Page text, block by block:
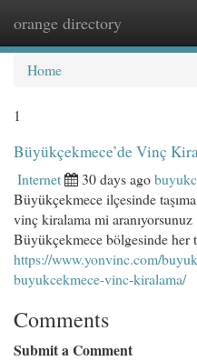
orange directory
Home
1
Büyükçekmece’de Vinç
Internet 30 days ago
Büyükçekmece ilçesinde
vinç kiralama mi
Büyükçekmece bölgesinde her
https://www.yonvinc.com/
buyukcekmece-vinc-kiralama/
Comments
Submit a Comment